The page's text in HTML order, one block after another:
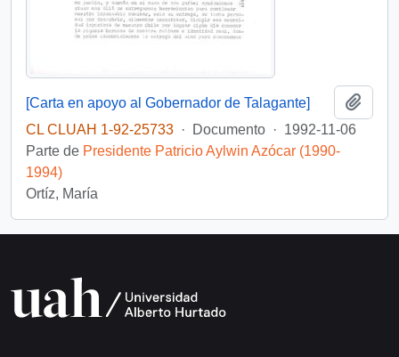
[Carta en apoyo al Gobernador de Talagante]
CL CLUAH 1-92-25733 · Documento · 1992-11-06
Parte de Presidente Patricio Aylwin Azócar (1990-
1994)
Ortíz, María